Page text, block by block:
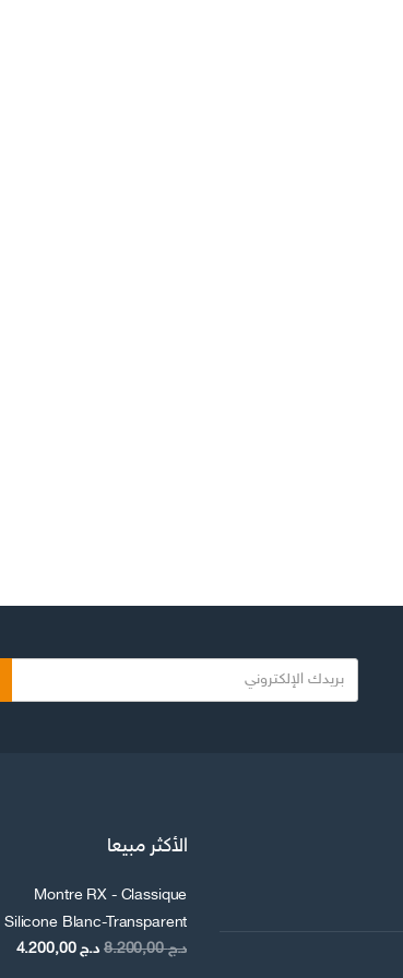
ر
الأكثر مبيعا
Montre RX - Classique
Silicone Blanc-Transparent
د.ج8.200,00
السعر
د.ج4.200,00